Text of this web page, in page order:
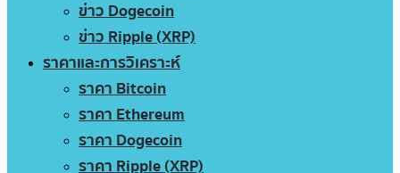
ข่าว Dogecoin
ข่าว Ripple (XRP)
ราคาและการวิเคราะห์
ราคา Bitcoin
ราคา Ethereum
ราคา Dogecoin
ราคา Ripple (XRP)